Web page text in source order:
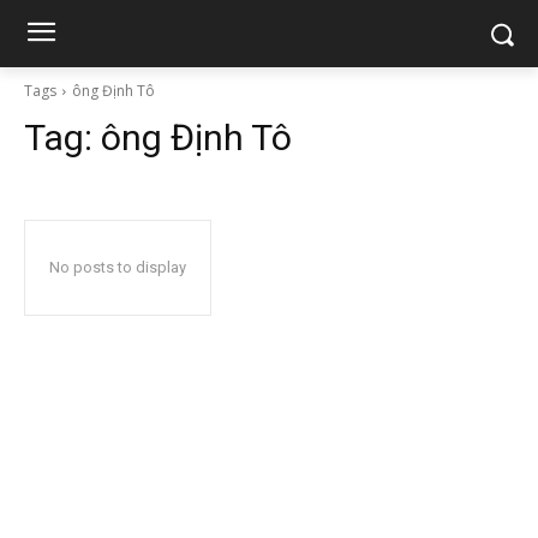
Tags ông Định Tô
Tag: ông Định Tô
No posts to display